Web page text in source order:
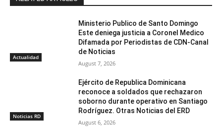
Actualidad
Ministerio Publico de Santo Domingo
Este deniega justicia a Coronel Medico
Difamada por Periodistas de CDN-Canal
de Noticias
August 7, 2026
Noticias RD
Ejército de Republica Dominicana
reconoce a soldados que rechazaron
soborno durante operativo en Santiago
Rodríguez. Otras Noticias del ERD
August 6, 2026